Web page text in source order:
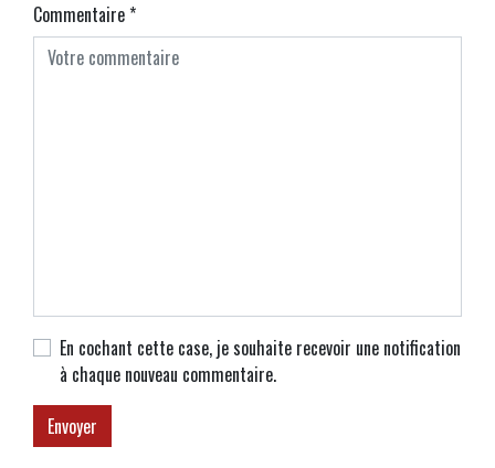
Commentaire*
En cochant cette case, je souhaite recevoir une notification
à chaque nouveau commentaire.